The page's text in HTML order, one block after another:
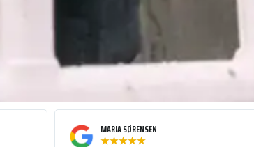
MARIA SØRENSEN
★★